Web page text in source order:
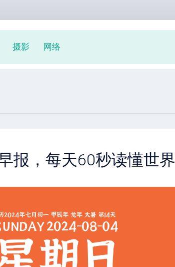
摄影 网络
报，每天60秒读懂世界